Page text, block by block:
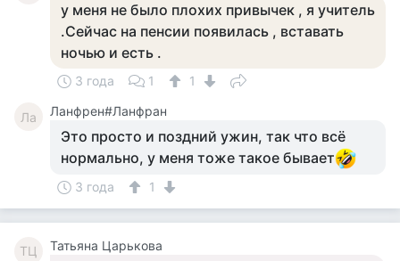
у меня не было плохих привычек , я учитель
.Сейчас на пенсии появилась , вставать
ночью и есть .
3 года 1 1
Ла Ланфрен#Ланфран
Это просто и поздний ужин, так что всё
нормально, у меня тоже такое бывает
3 года 1
ТЦ Татьяна Царькова